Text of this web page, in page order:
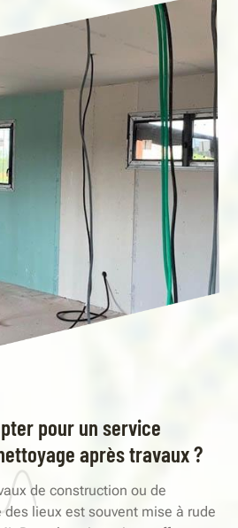
pour un service
après travaux ?
de construction ou de
lieux est souvent mise à rude